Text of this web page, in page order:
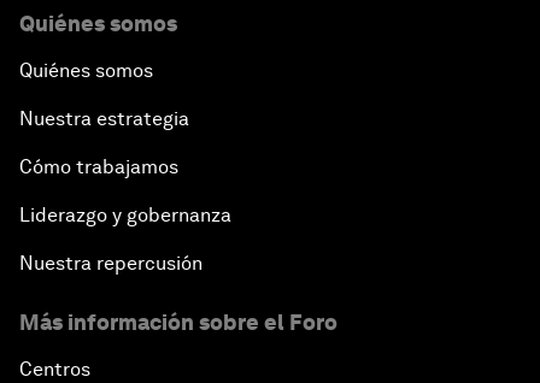
Quiénes somos
Quiénes somos
Nuestra estrategia
Cómo trabajamos
Liderazgo y gobernanza
Nuestra repercusión
Más información sobre el Foro
Centros